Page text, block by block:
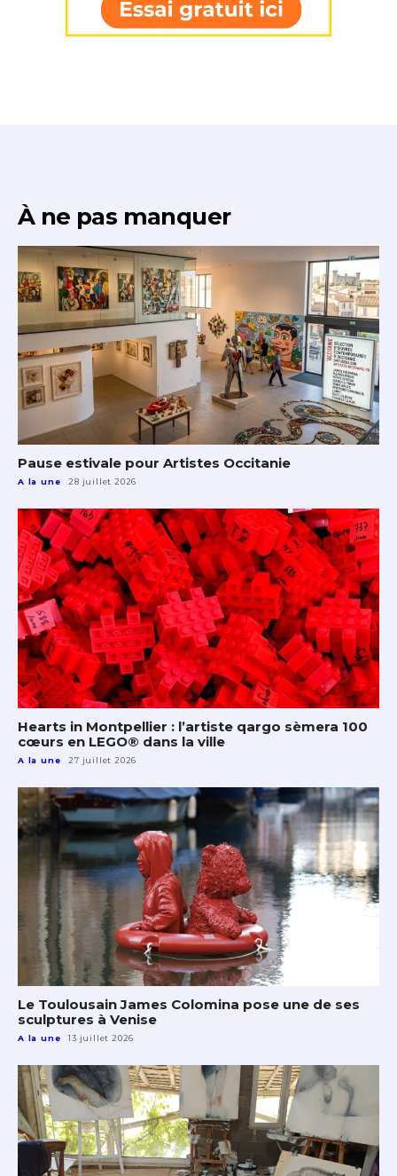
* Champ obligatoire
À ne pas manquer
Pause estivale pour Artistes Occitanie
A la une 28 juillet 2026
Hearts in Montpellier : l’artiste qargo sèmera 100
cœurs en LEGO® dans la ville
A la une 27 juillet 2026
Le Toulousain James Colomina pose une de ses
sculptures à Venise
A la une 13 juillet 2026